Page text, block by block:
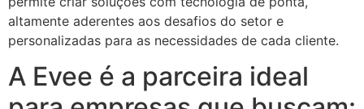
altamente aderentes aos desafios do setor e
personalizadas para as necessidades de cada cliente.
A Evee é a parceira ideal